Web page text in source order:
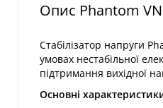
Опис Phantom
​Стабілізатор напруги
умовах нестабільної
підтримання вихідної
Основні